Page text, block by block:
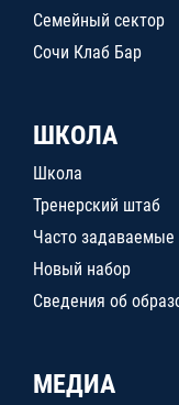
Семейный сектор
Сочи Клаб Бар
ШКОЛА
Школа
Тренерский штаб
Часто задаваемые
Новый набор
Сведения об
МЕДИА